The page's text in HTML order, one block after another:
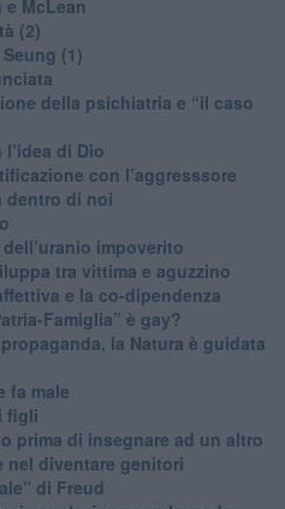
e McLean
(2)
(1)
della psichiatria e “il caso
di Dio
con l’aggresssore
dentro di noi
impoverito
tra vittima e aguzzino
e la co-dipendenza
Famiglia” è gay?
la Natura è guidata
fa male
figli
prima di insegnare ad un altro
nel diventare genitori
di Freud